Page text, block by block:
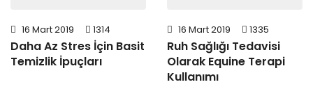
16 Mart 2019 1314
Daha Az Stres İçin Basit
Temizlik İpuçları
16 Mart 2019 1335
Ruh Sağlığı Tedavisi
Olarak Equine Terapi
Kullanımı